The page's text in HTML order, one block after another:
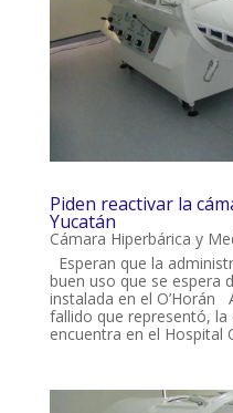
Piden reactivar la
Yucatán
Cámara Hiperbárica y
Esperan que la
buen uso que se espera
instalada en el O’Horán
fallido que representó, la
encuentra en el Hospital